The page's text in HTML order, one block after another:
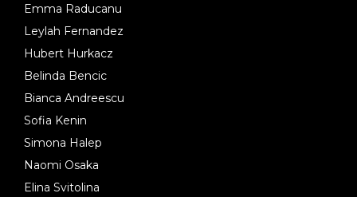
Emma Raducanu
Leylah Fernandez
Hubert Hurkacz
Belinda Bencic
Bianca Andreescu
Sofia Kenin
Simona Halep
Naomi Osaka
Elina Svitolina